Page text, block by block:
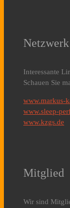
Netzwerk
Interessante
Schauen Sie
www.markus-
www.sleep-
www.kzgs.de
Mitglied
Wir sind